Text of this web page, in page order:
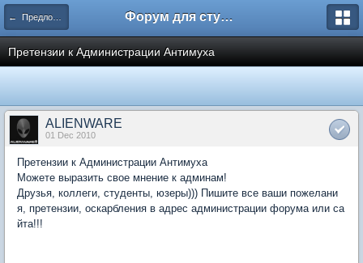
← Предложения по форуму Форум для студента СГА
Претензии к Администрации Антимуха
ALIENWARE
01 Dec 2010
Претензии к Администрации Антимуха
Можете выразить свое мнение к админам!
Друзья, коллеги, студенты, юзеры))) Пишите все ваши пожелани
я, претензии, оскарбления в адрес администрации форума или са
йта!!!